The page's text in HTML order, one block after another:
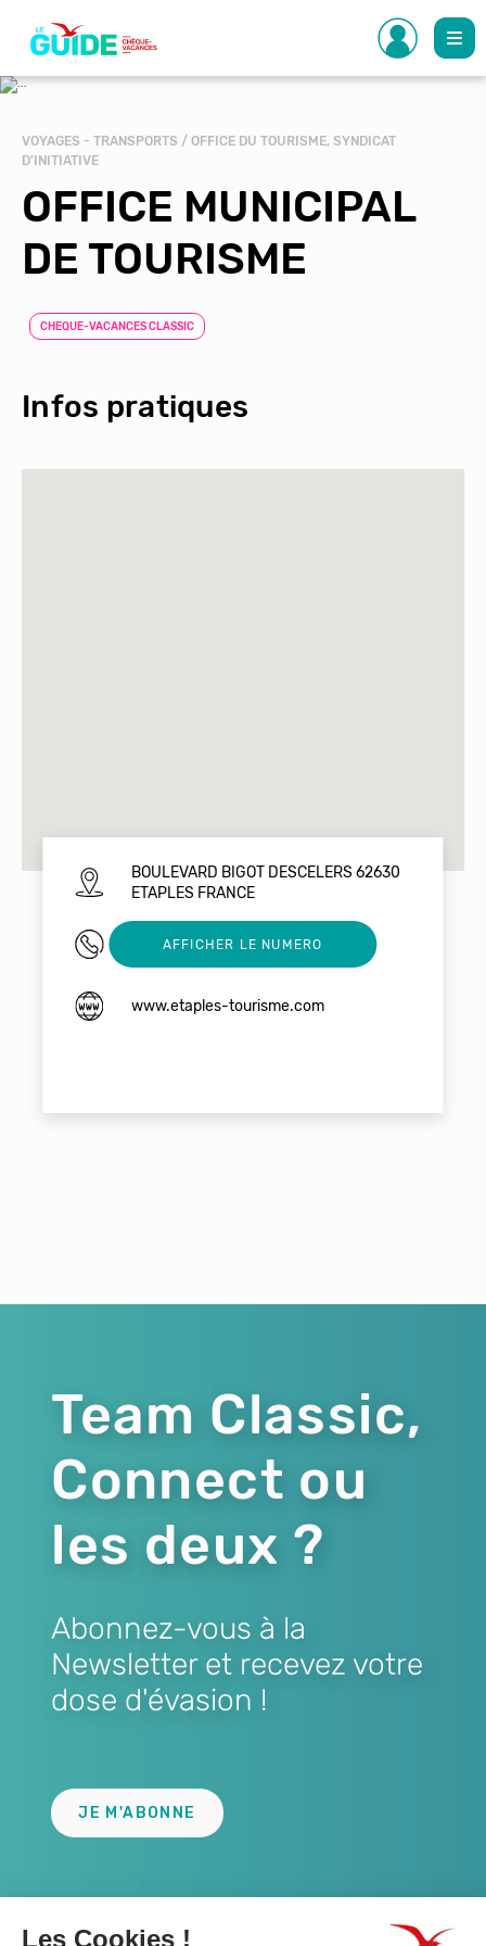
contenu
principal
VOYAGES - TRANSPORTS / OFFICE DU TOURISME, SYNDICAT
D'INITIATIVE
OFFICE MUNICIPAL
DE TOURISME
CHEQUE-VACANCES CLASSIC
Infos pratiques
BOULEVARD BIGOT DESCELERS 62630
ETAPLES FRANCE
0321090756
AFFICHER LE NUMERO
www.etaples-tourisme.com
Team Classic,
Connect ou
les deux ?
Abonnez-vous à la
Newsletter et recevez votre
dose d'évasion !
JE M'ABONNE